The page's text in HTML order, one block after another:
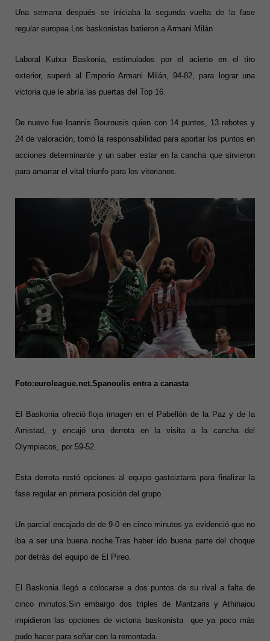
Una semana después se iniciaba la segunda vuelta de la fase
regular europea.Los baskonistas batieron a Armani Milán
Laboral Kutxa Baskonia, estimulados por el acierto en el tiro
exterior, superó al Emporio Armani Milán, 94-82, para lograr una
victoria que le abría las puertas del Top 16.
De nuevo fue Ioannis Bourousis quien con 14 puntos, 13 rebotes y
24 de valoración, tomó la responsabilidad para aportar los puntos en
acciones determinante y un saber estar en la cancha que sirvieron
para amarrar el vital triunfo para los vitorianos.
Foto:euroleague.net.Spanoulis entra a canasta
El Baskonia ofreció floja imagen en el Pabellón de la Paz y de la
Amistad, y encajó una derrota en la visita a la cancha del
Olympiacos, por 59-52.
Esta derrota restó opciones al equipo gasteiztarra para finalizar la
fase regular en primera posición del grupo.
Un parcial encajado de de 9-0 en cinco minutos ya evidenció que no
iba a ser una buena noche.Tras haber ido buena parte del choque
por detrás del equipo de El Pireo.
El Baskonia llegó a colocarse a dos puntos de su rival a falta de
cinco minutos.Sin embargo dos triples de Mantzaris y Athinaiou
impidieron las opciones de victoria baskonista que ya poco más
pudo hacer para soñar con la remontada.